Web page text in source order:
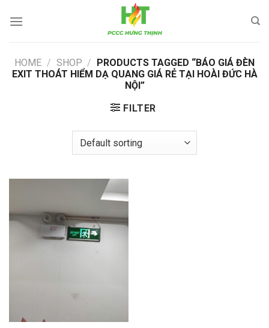
HOME / SHOP / PRODUCTS TAGGED “BÁO GIÁ ĐÈN
EXIT THOÁT HIỂM DẠ QUANG GIÁ RẺ TẠI HOÀI ĐỨC HÀ
NỘI”
FILTER